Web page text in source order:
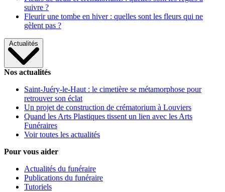
suivre ?
Fleurir une tombe en hiver : quelles sont les fleurs qui ne
gèlent pas ?
Actualités
Nos actualités
Saint-Juéry-le-Haut : le cimetière se métamorphose pour
retrouver son éclat
Un projet de construction de crématorium à Louviers
Quand les Arts Plastiques tissent un lien avec les Arts
Funéraires
Voir toutes les actualités
Pour vous aider
Actualités du funéraire
Publications du funéraire
Tutoriels